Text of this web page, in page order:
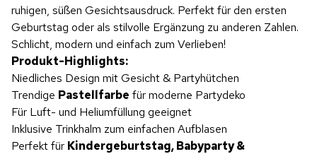
ruhigen, süßen Gesichtsausdruck. Perfekt für den ersten
Geburtstag oder als stilvolle Ergänzung zu anderen Zahlen.
Schlicht, modern und einfach zum Verlieben!
Produkt-Highlights:
Niedliches Design mit Gesicht & Partyhütchen
Trendige Pastellfarbe für moderne Partydeko
Für Luft- und Heliumfüllung geeignet
Inklusive Trinkhalm zum einfachen Aufblasen
Perfekt für Kindergeburtstag, Babyparty &